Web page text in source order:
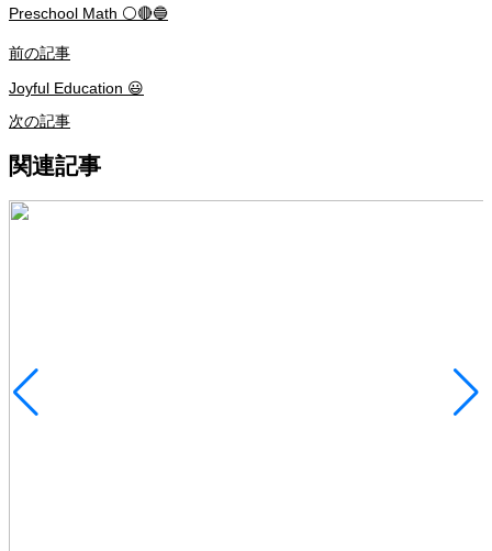
Preschool Math ⚪️🔴🔵
前の記事
Joyful Education 😃
次の記事
関連記事